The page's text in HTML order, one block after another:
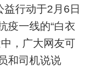
益行动于2月6日
疫一线的“白衣
，广大网友可
和司机说说